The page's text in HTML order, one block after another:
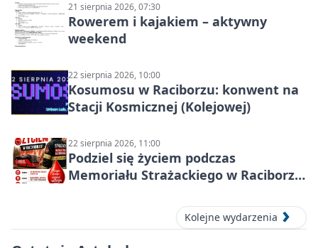
21 sierpnia 2026, 07:30
Rowerem i kajakiem – aktywny
weekend
22 sierpnia 2026, 10:00
Kosumosu w Raciborzu: konwent na
Stacji Kosmicznej (Kolejowej)
22 sierpnia 2026, 11:00
Podziel się życiem podczas
Memoriału Strażackiego w Raciborzu
Kolejne wydarzenia